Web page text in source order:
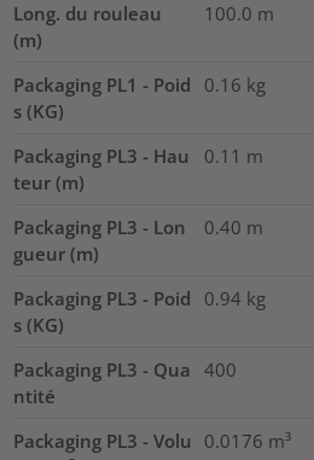
Long. du rouleau
(m)
100.0 m
Packaging PL1 - Poid
s (KG)
0.16 kg
Packaging PL3 - Hau
teur (m)
0.11 m
Packaging PL3 - Lon
gueur (m)
0.40 m
Packaging PL3 - Poid
s (KG)
0.94 kg
Packaging PL3 - Qua
ntité
400
Packaging PL3 - Volu
0.0176 m³